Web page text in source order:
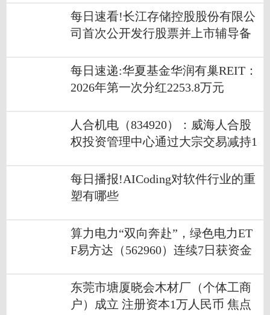
每日速看!长江存储控股股份有限公
司首次公开发行股票并上市辅导备
每日速递:华夏基金华润有巢REIT：
2026年第一次分红2253.8万元
人合机电（834920）：威海人合股
权投资管理中心通过大宗交易减持1
每日播报!AICoding对软件行业的重
塑有哪些
算力电力“双向奔赴”，绿色电力ET
F易方达（562960）连续7日获资金
东莞市塘厦晓会木材厂（个体工商
户）成立 注册资本1万人民币 焦点